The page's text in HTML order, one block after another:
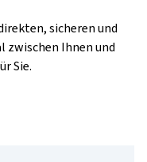
sicheren und
Ihnen und
Sie.